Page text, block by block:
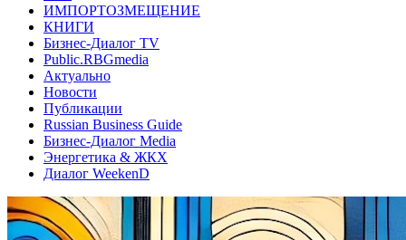
ИМПОРТОЗМЕЩЕНИЕ
КНИГИ
Бизнес-Диалог TV
Public.RBGmedia
Актуально
Новости
Публикации
Russian Business Guide
Бизнес-Диалог Media
Энергетика & ЖКХ
Диалог WeekenD